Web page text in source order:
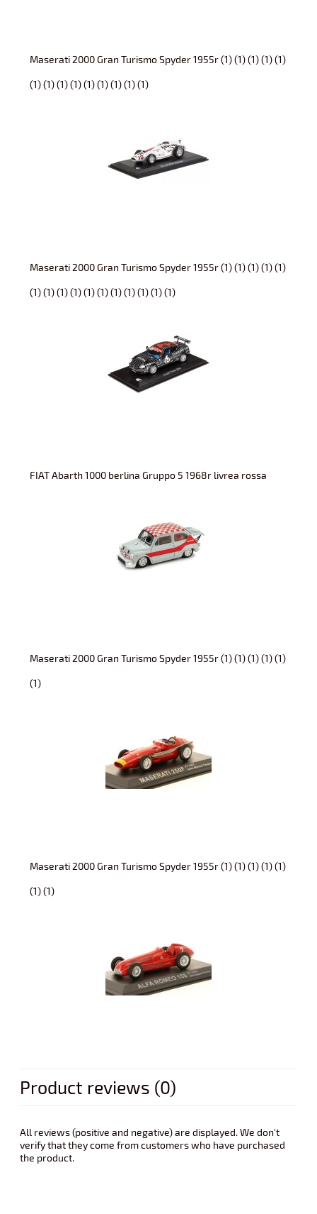
Maserati 2000 Gran Turismo Spyder 1955r (1) (1) (1) (1) (1)
(1) (1) (1) (1) (1) (1) (1) (1) (1)
Maserati 2000 Gran Turismo Spyder 1955r (1) (1) (1) (1) (1)
(1) (1) (1) (1) (1) (1) (1) (1) (1) (1) (1)
FIAT Abarth 1000 berlina Gruppo 5 1968r livrea rossa
Maserati 2000 Gran Turismo Spyder 1955r (1) (1) (1) (1) (1)
(1)
Maserati 2000 Gran Turismo Spyder 1955r (1) (1) (1) (1) (1)
(1) (1)
Product reviews (0)
All reviews (positive and negative) are displayed. We don't
verify that they come from customers who have purchased
the product.